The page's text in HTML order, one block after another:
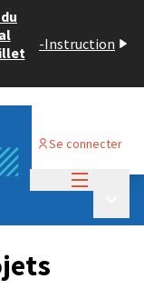
-Instruction
Se connecter